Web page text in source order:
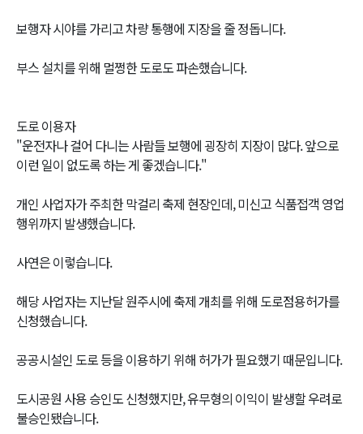
보행자 시야를 가리고 차량 통행에 지장을 줄 정돕니다.
부스 설치를 위해 멀쩡한 도로도 파손했습니다.
도로 이용자
"운전자나 걸어 다니는 사람들 보행에 굉장히 지장이 많다. 앞으로
이런 일이 없도록 하는 게 좋겠습니다."
개인 사업자가 주최한 막걸리 축제 현장인데, 미신고 식품접객 영업
행위까지 발생했습니다.
사연은 이렇습니다.
해당 사업자는 지난달 원주시에 축제 개최를 위해 도로점용허가를
신청했습니다.
공공시설인 도로 등을 이용하기 위해 허가가 필요했기 때문입니다.
도시공원 사용 승인도 신청했지만, 유무형의 이익이 발생할 우려로
불승인됐습니다.